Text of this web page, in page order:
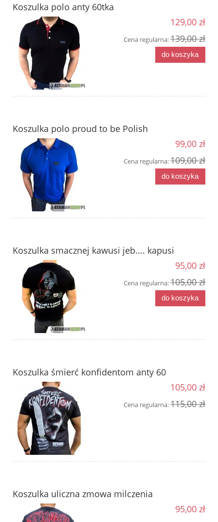
Koszulka polo anty 60tka
129,00 zł
Cena regularna:139,00 zł
do koszyka
Koszulka polo proud to be Polish
99,00 zł
Cena regularna:109,00 zł
do koszyka
Koszulka smacznej kawusi jeb.... kapusi
95,00 zł
Cena regularna:105,00 zł
do koszyka
Koszulka śmierć konfidentom anty 60
105,00 zł
Cena regularna:115,00 zł
Koszulka uliczna zmowa milczenia
95,00 zł